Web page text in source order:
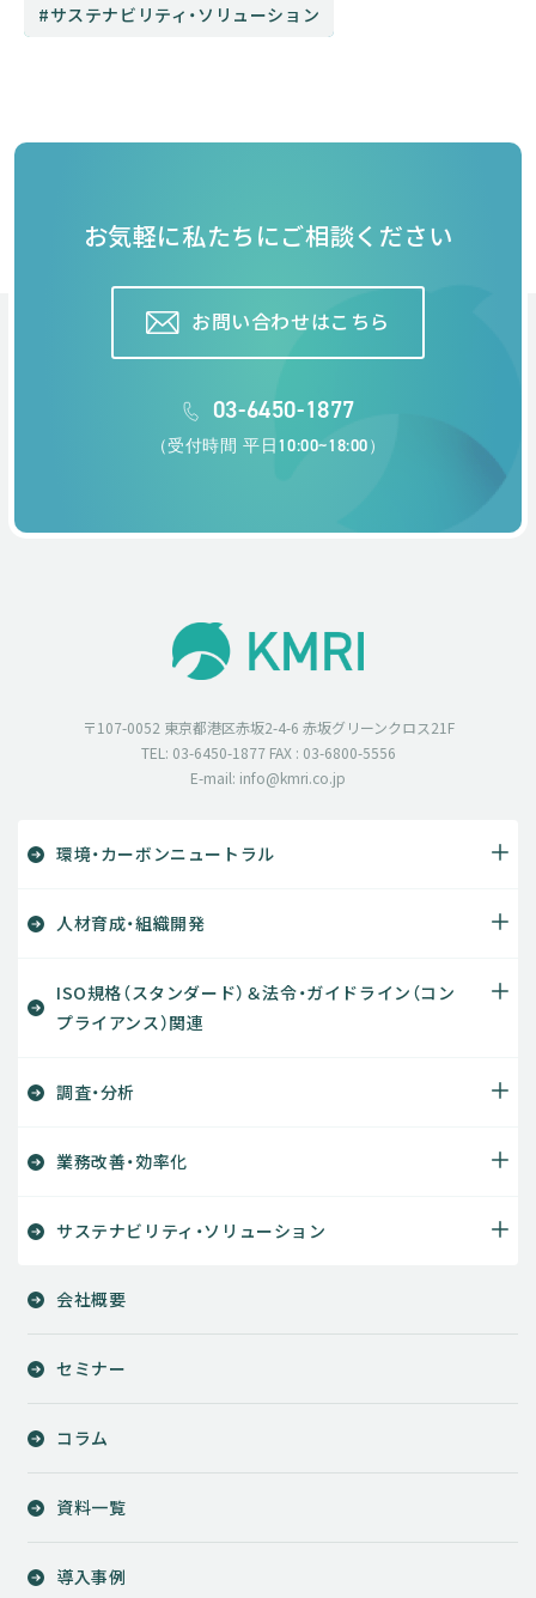
サステナビリティ・ソリューション
お気軽に私たちにご相談ください
お問い合わせはこちら
03-6450-1877
（受付時間 平日10:00~18:00）
〒107-0052 東京都港区赤坂2-4-6 赤坂グリーンクロス21F
TEL: 03-6450-1877 FAX : 03-6800-5556
E-mail: info@kmri.co.jp
環境・カーボンニュートラル
人材育成・組織開発
ISO規格（スタンダード）＆法令・ガイドライン（コン
プライアンス）関連
調査・分析
業務改善・効率化
サステナビリティ・ソリューション
会社概要
セミナー
コラム
資料一覧
導入事例